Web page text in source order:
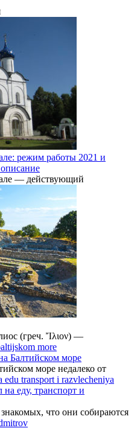
режим работы 2021 и
— действующий
(греч. Ἴλιον) —
Балтийском море
море недалеко от
на еду, транспорт и
что они собираются